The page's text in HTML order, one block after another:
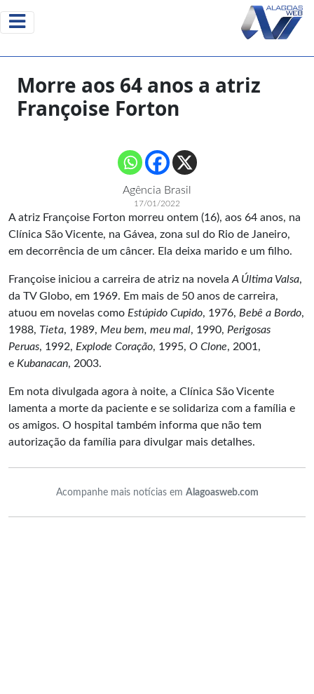
Morre aos 64 anos a atriz
Françoise Forton
Agência Brasil
17/01/2022
A atriz Françoise Forton morreu ontem (16), aos 64 anos, na
Clínica São Vicente, na Gávea, zona sul do Rio de Janeiro,
em decorrência de um câncer. Ela deixa marido e um filho.
Françoise iniciou a carreira de atriz na novela A Última Valsa,
da TV Globo, em 1969. Em mais de 50 anos de carreira,
atuou em novelas como Estúpido Cupido, 1976, Bebê a Bordo,
1988, Tieta, 1989, Meu bem, meu mal, 1990, Perigosas
Peruas, 1992, Explode Coração, 1995, O Clone, 2001,
e Kubanacan, 2003.
Em nota divulgada agora à noite, a Clínica São Vicente
lamenta a morte da paciente e se solidariza com a família e
os amigos. O hospital também informa que não tem
autorização da família para divulgar mais detalhes.
Acompanhe mais notícias em Alagoasweb.com